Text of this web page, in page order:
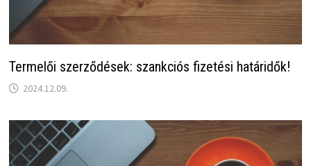
Termelői szerződések: szankciós fizetési határidők!
2024.12.09.